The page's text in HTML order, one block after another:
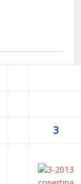
3